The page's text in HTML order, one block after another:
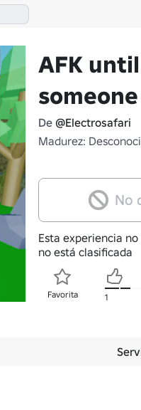
AFK until
De @Electrosafari
Madurez:
No
Esta experiencia
no está clasificada
Favorita 1